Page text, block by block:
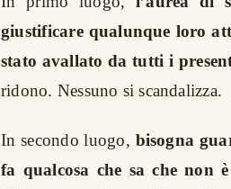
giustificare qualunque loro
stato avallato da tutti i
ridono. Nessuno si scandalizza.
In secondo luogo, bisogna
fa qualcosa che sa che non